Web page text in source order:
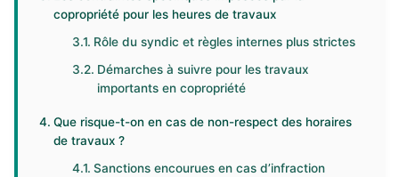
copropriété pour les heures de travaux
Rôle du syndic et règles internes plus strictes
Démarches à suivre pour les travaux
importants en copropriété
Que risque-t-on en cas de non-respect des horaires
de travaux ?
Sanctions encourues en cas d’infraction